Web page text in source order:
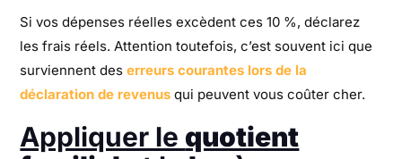
Si vos dépenses réelles excèdent ces 10 %, déclarez
les frais réels. Attention toutefois, c’est souvent ici que
surviennent deserreurs courantes lors de la
déclaration de revenus qui peuvent vous coûter cher.
Appliquer le quotient